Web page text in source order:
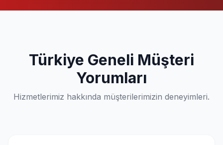
Türkiye Geneli Müşteri
Yorumları
Hizmetlerimiz hakkında müşterilerimizin deneyimleri.